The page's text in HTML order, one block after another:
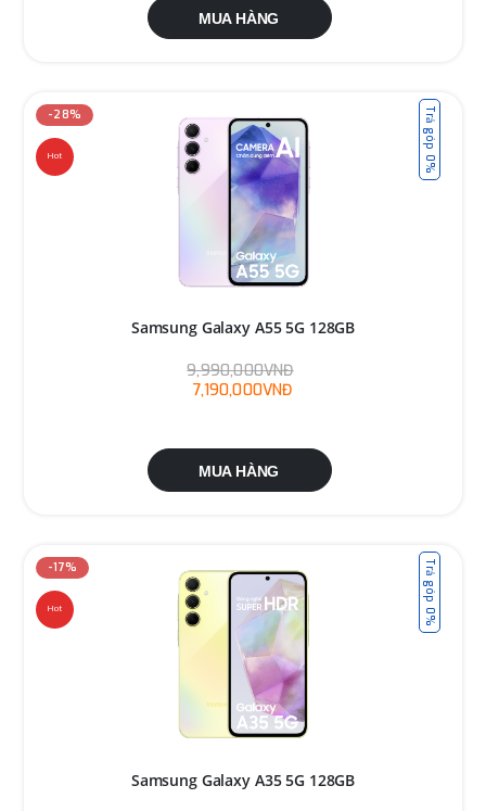
MUA HÀNG
-28%
Hot Trả góp 0%
Samsung Galaxy A55 5G 128GB
9,990,000VNĐ
7,190,000VNĐ
MUA HÀNG
-17%
Hot Trả góp 0%
Samsung Galaxy A35 5G 128GB